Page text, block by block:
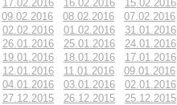
17.02.2016 16.02.2016 15.02.2016
09.02.2016 08.02.2016 07.02.2016
02.02.2016 01.02.2016 31.01.2016
26.01.2016 25.01.2016 24.01.2016
19.01.2016 18.01.2016 17.01.2016
12.01.2016 11.01.2016 09.01.2016
04.01.2016 03.01.2016 02.01.2016
27.12.2015 26.12.2015 25.12.2015